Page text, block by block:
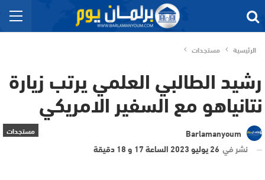
الرئيسية مستجدات
رشيد الطالبي العلمي يرتب زيارة
نتانياهو مع السفير الامريكي
مستجدات
Barlamanyoum
نشر في 26 يوليو 2023 الساعة 17 و 18 دقيقة